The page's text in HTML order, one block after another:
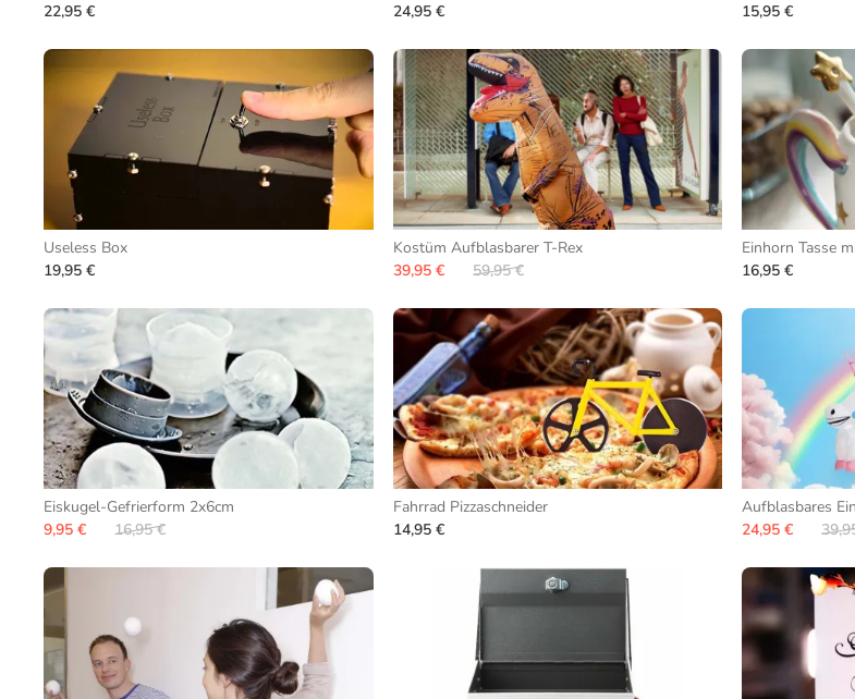
22,95 €
24,95 €
15,95 €
Useless Box
19,95 €
Kostüm Aufblasbarer T-Rex
39,95 €
59,95 €
Einhorn Tasse
16,95 €
Eiskugel-Gefrierform 2x6cm
9,95 €
16,95 €
Fahrrad Pizzaschneider
14,95 €
Aufblasbares
24,95 €